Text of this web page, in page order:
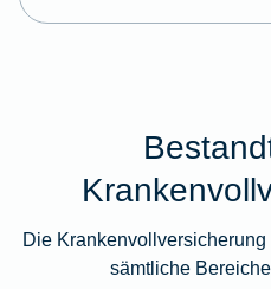
Die
sämtliche